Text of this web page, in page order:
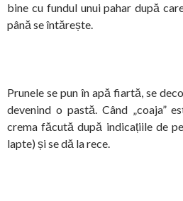
bine cu fundul unui pahar după
până se întărește.
Prunele se pun în apă fiartă, se
devenind o pastă. Când „coaja”
crema făcută după indicațiile de
lapte) și se dă la rece.